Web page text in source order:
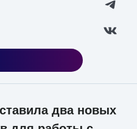
два новых